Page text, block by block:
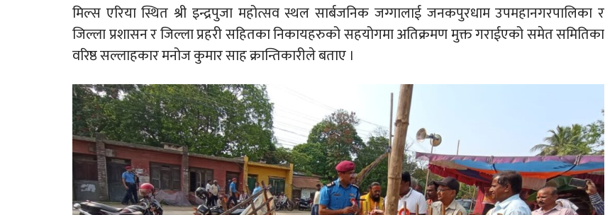
मिल्स एरिया स्थित श्री इन्द्रपुजा महोत्सव स्थल सार्बजनिक जग्गालाई जनकपुरधाम उपमहानगरपालिका र
जिल्ला प्रशासन र जिल्ला प्रहरी सहितका निकायहरुको सहयोगमा अतिक्रमण मुक्त गराईएको समेत समितिका
वरिष्ठ सल्लाहकार मनोज कुमार साह क्रान्तिकारीले बताए ।